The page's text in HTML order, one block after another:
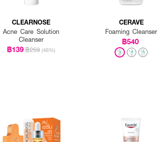
CLEARNOSE
Acne Care Solution
Cleanser
฿139฿259 (46%)
CERAVE
Foaming Cleanser
฿540